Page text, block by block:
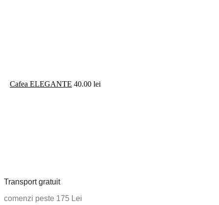
Cafea ELEGANTE 40.00 lei
Transport gratuit
comenzi peste 175 Lei